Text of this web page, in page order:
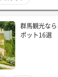
群馬観光な
ポット16選